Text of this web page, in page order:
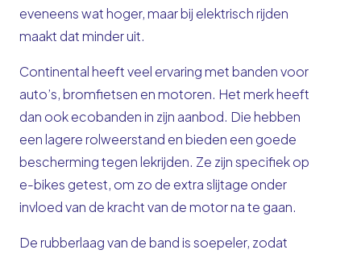
eveneens wat hoger, maar bij elektrisch rijden
maakt dat minder uit.
Continental heeft veel ervaring met banden voor
auto’s, bromfietsen en motoren. Het merk heeft
dan ook ecobanden in zijn aanbod. Die hebben
een lagere rolweerstand en bieden een goede
bescherming tegen lekrijden. Ze zijn specifiek op
e-bikes getest, om zo de extra slijtage onder
invloed van de kracht van de motor na te gaan.
De rubberlaag van de band is soepeler, zodat